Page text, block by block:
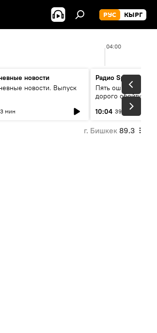
РУС КЫРГ
04:00
новости
новости. Выпуск
3 мин
Радио Sputnik
Пять ошибок
дорого обойтись
10:04 39 мин
г. Бишкек 89.3